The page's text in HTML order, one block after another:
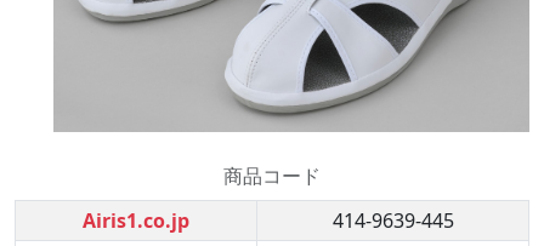
商品コード
Airis1.co.jp
414-9639-445